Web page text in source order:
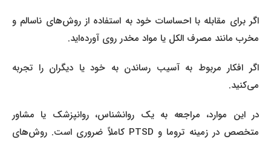
اگر برای مقابله با احساسات خود به استفاده از روش‌های ناسالم و
مخرب مانند مصرف الکل یا مواد مخدر روی آورده‌اید.
اگر افکار مربوط به آسیب رساندن به خود یا دیگران را تجربه
می‌کنید.
در این موارد، مراجعه به یک روانشناس، روانپزشک یا مشاور
متخصص در زمینه تروما و PTSD کاملاً ضروری است. روش‌های